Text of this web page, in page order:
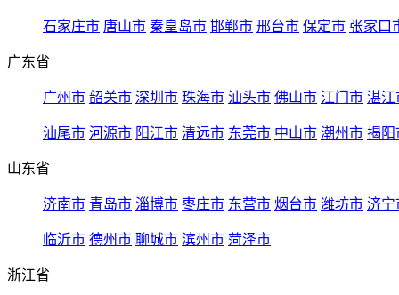
石家庄市 唐山市 秦皇岛市 邯郸市 邢台市 保定市 张家口
广东省
广州市 韶关市 深圳市 珠海市 汕头市 佛山市 江门市 湛江
汕尾市 河源市 阳江市 清远市 东莞市 中山市 潮州市 揭阳
山东省
济南市 青岛市 淄博市 枣庄市 东营市 烟台市 潍坊市 济宁
临沂市 德州市 聊城市 滨州市 菏泽市
浙江省